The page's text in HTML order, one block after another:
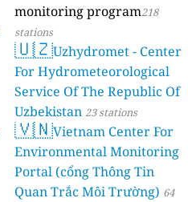
monitoring program218
stations
🇺🇿Uzhydromet - Center
For Hydrometeorological
Service Of The Republic Of
Uzbekistan 23 stations
🇻🇳Vietnam Center For
Environmental Monitoring
Portal (cổng Thông Tin
Quan Trắc Môi Trường) 64